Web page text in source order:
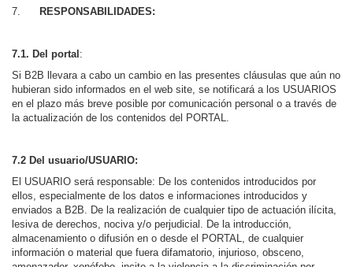
RESPONSABILIDADES:
7.1. Del portal :
Si B2B llevara a cabo un cambio en las presentes cláusulas que aún no
hubieran sido informados en el web site, se notificará a los USUARIOS
en el plazo más breve posible por comunicación personal o a través de
la actualización de los contenidos del PORTAL.
7.2 Del usuario/USUARIO:
El USUARIO será responsable: De los contenidos introducidos por
ellos, especialmente de los datos e informaciones introducidos y
enviados a B2B. De la realización de cualquier tipo de actuación ilícita,
lesiva de derechos, nociva y/o perjudicial. De la introducción,
almacenamiento o difusión en o desde el PORTAL, de cualquier
información o material que fuera difamatorio, injurioso, obsceno,